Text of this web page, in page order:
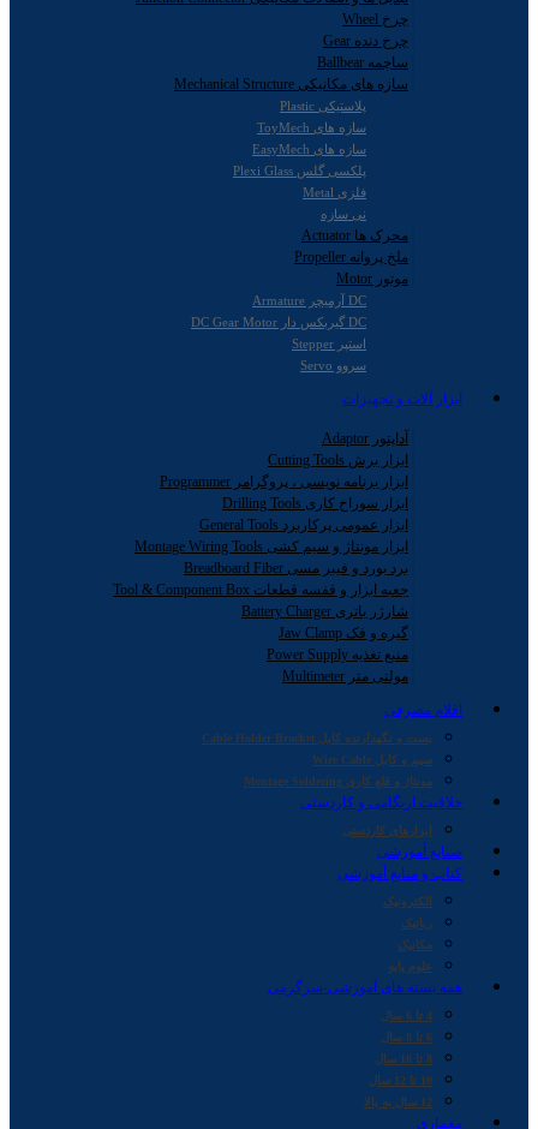
چرخ Wheel
چرخ دنده Gear
ساچمه Ballbear
سازه های مکانیکی Mechanical Structure
پلاستیکی Plastic
سازه های ToyMech
سازه های EasyMech
پلکسی گلس Plexi Glass
فلزی Metal
نی سازه
محرک ها Actuator
ملخ پروانه Propeller
موتور Motor
DC آرمیچر Armature
DC گیربکس دار DC Gear Motor
استپر Stepper
سروو Servo
ابزار آلات و تجهیزات
آداپتور Adaptor
ابزار برش Cutting Tools
ابزار برنامه نویسی ، پروگرامر Programmer
ابزار سوراخ کاری Drilling Tools
ابزار عمومی پرکاربرد General Tools
ابزار مونتاژ و سیم کشی Montage Wiring Tools
برد بورد و فیبر مسی Breadboard Fiber
جعبه ابزار و قفسه قطعات Tool & Component Box
شارژر باتری Battery Charger
گیره و فک Jaw Clamp
منبع تغذیه Power Supply
مولتی متر Multimeter
اقلام مصرفی
بست و نگهدارنده کابل Cable Holder Bracket
سیم و کابل Wire Cable
مونتاژ و قلع کاری Montage Soldering
خلاقیت اریگامی و کاردستی
ابزارهای کاردستی
صنایع آموزشی
کتاب و منابع آموزشی
الکترونیک
رباتیک
مکانیک
علوم پایه
همه بسته های آموزشی-سرگرمی
4 تا 6 سال
6 تا 8 سال
8 تا 10 سال
10 تا 12 سال
12 سال به بالا
معماری